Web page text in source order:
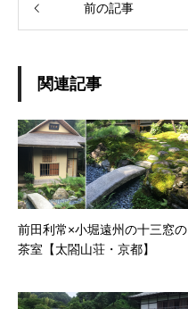
前の記事
関連記事
前田利常×小堀遠州の十三窓の
茶室【太閤山荘・京都】